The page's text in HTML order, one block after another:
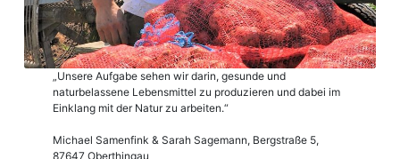
„Unsere Aufgabe sehen wir darin, gesunde und
naturbelassene Lebensmittel zu produzieren und dabei im
Einklang mit der Natur zu arbeiten.“
Michael Samenfink & Sarah Sagemann, Bergstraße 5,
87647 Oberthingau